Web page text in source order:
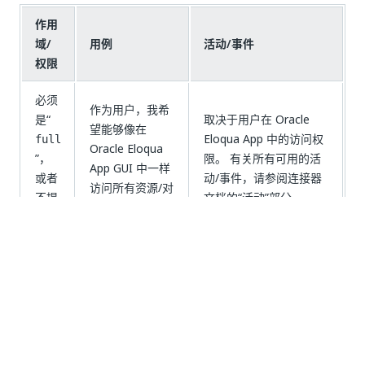
作用
域/
权限
用例 活动/事件
必须
是“
full
”，
或者
不提
作为用户，我希
望能够像在
Oracle Eloqua
App GUI 中一样
访问所有资源/对
取决于用户在 Oracle
Eloqua App 中的访问权
限。 有关所有可用的活
动/事件，请参阅连接器
文档的“活动”部分